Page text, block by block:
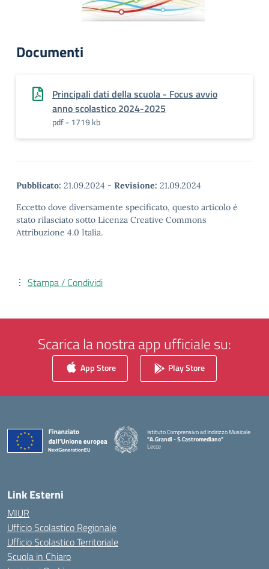
Documenti
Principali dati della scuola - Focus avvio
anno scolastico 2024-2025
pdf - 1719 kb
Pubblicato: 21.09.2024 - Revisione: 21.09.2024
Eccetto dove diversamente specificato, questo articolo è
stato rilasciato sotto Licenza Creative Commons
Attribuzione 4.0 Italia.
Stampa / Condividi
Scarica la nostra app ufficiale su:
App Store Play Store
Istituto Comprensivo ad Indirizzo Musicale
"A.Grandi - S.Castromediano"
Lecce
Link Esterni
MIUR
Ufficio Scolastico Regionale
Ufficio Scolastico Territoriale
Scuola in Chiaro